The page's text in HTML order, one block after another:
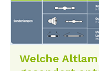
Welche